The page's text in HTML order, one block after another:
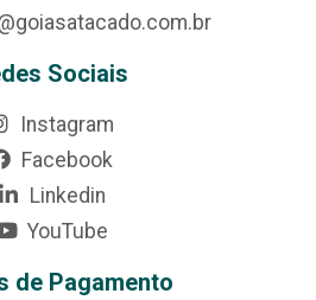
Sociais
Instagram
Facebook
Linkedin
YouTube
de Pagamento